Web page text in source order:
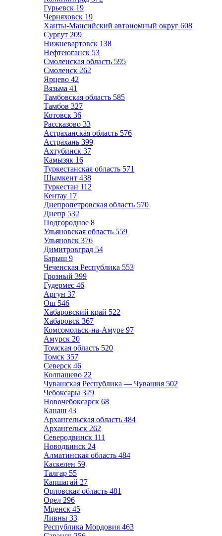
Гурьевск 19
Черняховск 19
Ханты-Мансийский автономный округ 608
Сургут 209
Нижневартовск 138
Нефтеюганск 53
Смоленская область 595
Смоленск 262
Ярцево 42
Вязьма 41
Тамбовская область 585
Тамбов 327
Котовск 36
Рассказово 33
Астраханская область 576
Астрахань 399
Ахтубинск 37
Камызяк 16
Туркестанская область 571
Шымкент 438
Туркестан 112
Кентау 17
Днепропетровская область 570
Днепр 532
Подгородное 8
Ульяновская область 559
Ульяновск 376
Димитровград 54
Барыш 9
Чеченская Республика 553
Грозный 399
Гудермес 46
Аргун 37
Ош 546
Хабаровский край 522
Хабаровск 367
Комсомольск-на-Амуре 97
Амурск 20
Томская область 520
Томск 357
Северск 46
Колпашево 22
Чувашская Республика — Чувашия 502
Чебоксары 329
Новочебоксарск 68
Канаш 43
Архангельская область 484
Архангельск 262
Северодвинск 111
Новодвинск 24
Алматинская область 484
Каскелен 59
Талгар 55
Капшагай 27
Орловская область 481
Орел 296
Мценск 45
Ливны 33
Республика Мордовия 463